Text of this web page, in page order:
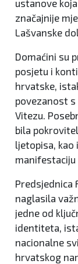
ustanove
značajnije
Lašvanske
Domaćini su
posjetu i
hrvatske,
povezanost
Vitezu.
bila
ljetopisa, kao
manifestaciju
Predsjednica
naglasila
jedne od
identiteta,
nacionalne
hrvatskog